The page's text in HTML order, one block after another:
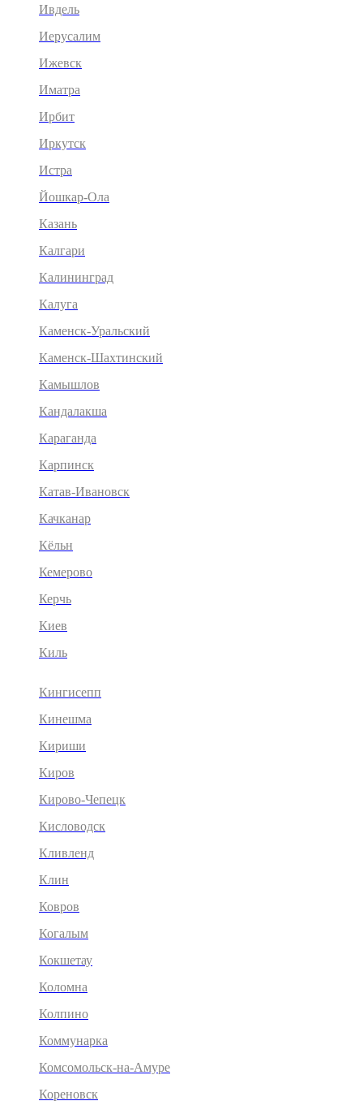
Ивдель
Иерусалим
Ижевск
Иматра
Ирбит
Иркутск
Истра
Йошкар-Ола
Казань
Калгари
Калининград
Калуга
Каменск-Уральский
Каменск-Шахтинский
Камышлов
Кандалакша
Караганда
Карпинск
Катав-Ивановск
Качканар
Кёльн
Кемерово
Керчь
Киев
Киль
Кингисепп
Кинешма
Кириши
Киров
Кирово-Чепецк
Кисловодск
Кливленд
Клин
Ковров
Когалым
Кокшетау
Коломна
Колпино
Коммунарка
Комсомольск-на-Амуре
Кореновск